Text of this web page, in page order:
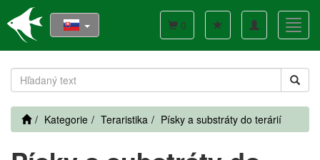
Toggle
navigation
0
Kategorie Teraristika Písky a substráty do terárií